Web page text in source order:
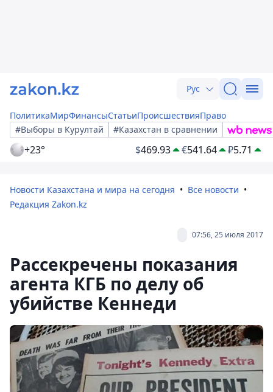
Рус
ПолитикаМирФинансыСтатьиПроисшествияПраво
#Выборы в Курултай
#Казахстан в сравнении
+23° $469.93 €541.64 ₽5.71
Новости Казахстана и мира на сегодня
Все новости
Редакция Zakon.kz
07:56, 25 июля 2017
Рассекречены показания
агента КГБ по делу об
убийстве Кеннеди